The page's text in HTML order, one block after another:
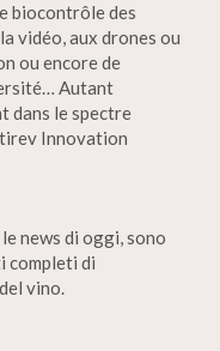
biocontrôle des
vidéo, aux drones ou
ou encore de
Autant
dans le spectre
Innovation
news di oggi, sono
completi di
vino.